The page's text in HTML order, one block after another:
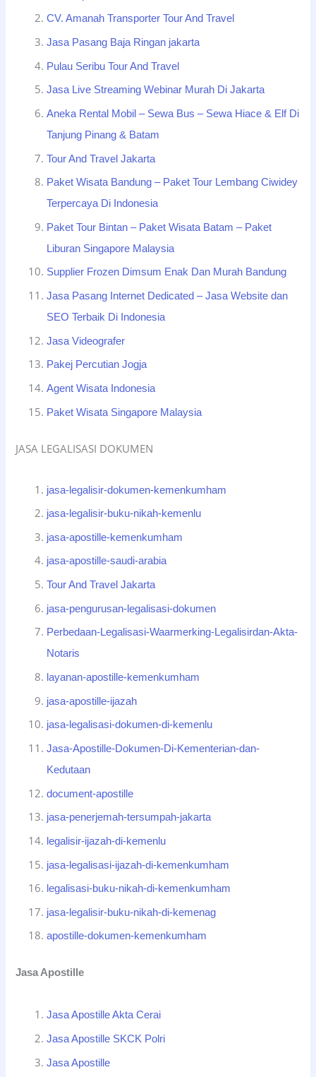
CV. Amanah Transporter Tour And Travel
Jasa Pasang Baja Ringan jakarta
Pulau Seribu Tour And Travel
Jasa Live Streaming Webinar Murah Di Jakarta
Aneka Rental Mobil – Sewa Bus – Sewa Hiace & Elf Di
Tanjung Pinang & Batam
Tour And Travel Jakarta
Paket Wisata Bandung – Paket Tour Lembang Ciwidey
Terpercaya Di Indonesia
Paket Tour Bintan – Paket Wisata Batam – Paket
Liburan Singapore Malaysia
Supplier Frozen Dimsum Enak Dan Murah Bandung
Jasa Pasang Internet Dedicated – Jasa Website dan
SEO Terbaik Di Indonesia
Jasa Videografer
Pakej Percutian Jogja
Agent Wisata Indonesia
Paket Wisata Singapore Malaysia
JASA LEGALISASI DOKUMEN
jasa-legalisir-dokumen-kemenkumham
jasa-legalisir-buku-nikah-kemenlu
jasa-apostille-kemenkumham
jasa-apostille-saudi-arabia
Tour And Travel Jakarta
jasa-pengurusan-legalisasi-dokumen
Perbedaan-Legalisasi-Waarmerking-Legalisirdan-Akta-
Notaris
layanan-apostille-kemenkumham
jasa-apostille-ijazah
jasa-legalisasi-dokumen-di-kemenlu
Jasa-Apostille-Dokumen-Di-Kementerian-dan-
Kedutaan
document-apostille
jasa-penerjemah-tersumpah-jakarta
legalisir-ijazah-di-kemenlu
jasa-legalisasi-ijazah-di-kemenkumham
legalisasi-buku-nikah-di-kemenkumham
jasa-legalisir-buku-nikah-di-kemenag
apostille-dokumen-kemenkumham
Jasa Apostille
Jasa Apostille Akta Cerai
Jasa Apostille SKCK Polri
Jasa Apostille